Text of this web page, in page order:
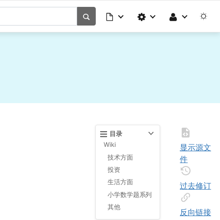
目录
Wiki
技术方面
投资
生活方面
小学数学题系列
其他
显示源文
件
过去修订
反向链接